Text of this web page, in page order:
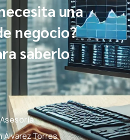
una
negocio?
saberlo
Asesoría
Álvarez Torres